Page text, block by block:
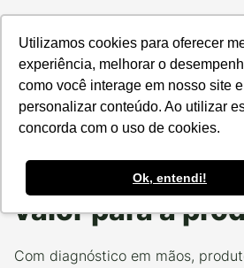
Utilizamos cookies para oferecer
experiência, melhorar o
como você interage em nosso site e
personalizar conteúdo. Ao utilizar
concorda com o uso de cookies.
Ok, entendi!
Data da Postagem:24/04/2024
#EUPRODUZOCERTO
Projeto Soja no
Produtores em
valor para a
Com diagnóstico em mãos,